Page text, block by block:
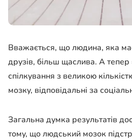
Вважається, що людина, яка
друзів, більш щаслива. А
спілкування з великою
мозку, відповідальні за
Загальна думка результатів
тому, що людський мозок